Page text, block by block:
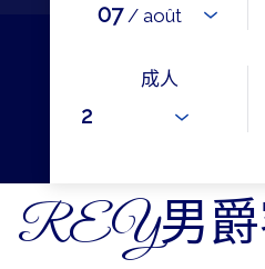
07 / août
成人
REY男爵